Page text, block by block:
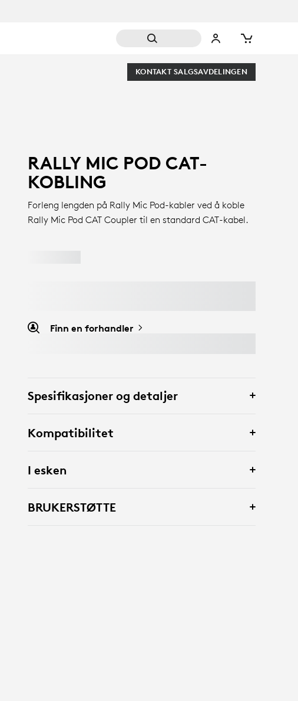
KONTAKT SALGSAVDELINGEN
RALLY MIC POD CAT-
KOBLING
Forleng lengden på Rally Mic Pod-kabler ved å koble
Rally Mic Pod CAT Coupler til en standard CAT-kabel.
Finn en forhandler
Spesifikasjoner og detaljer
Kompatibilitet
I esken
BRUKERSTØTTE